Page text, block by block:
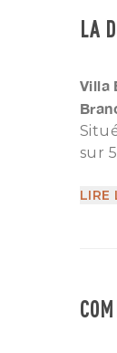
LA
Villa
sur
IMB
LIRE